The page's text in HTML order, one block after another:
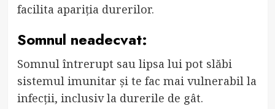
facilita apariția durerilor.
Somnul neadecvat:
Somnul întrerupt sau lipsa lui pot slăbi
sistemul imunitar și te fac mai vulnerabil la
infecții, inclusiv la durerile de gât.